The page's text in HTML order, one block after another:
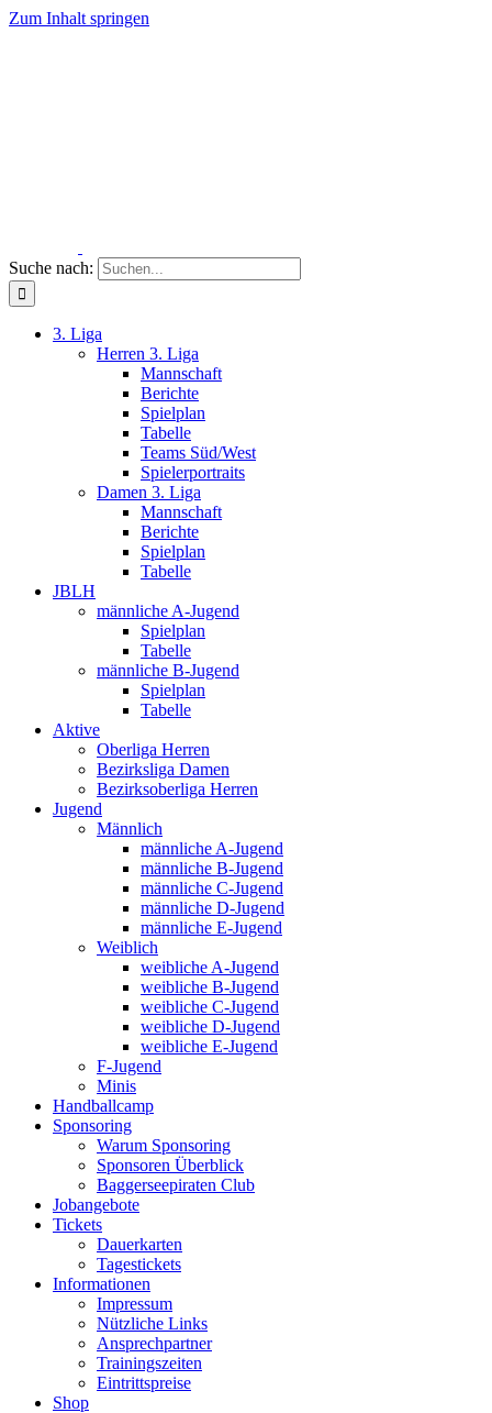
Zum Inhalt springen
Suche nach:
3. Liga
Herren 3. Liga
Mannschaft
Berichte
Spielplan
Tabelle
Teams Süd/West
Spielerportraits
Damen 3. Liga
Mannschaft
Berichte
Spielplan
Tabelle
JBLH
männliche A-Jugend
Spielplan
Tabelle
männliche B-Jugend
Spielplan
Tabelle
Aktive
Oberliga Herren
Bezirksliga Damen
Bezirksoberliga Herren
Jugend
Männlich
männliche A-Jugend
männliche B-Jugend
männliche C-Jugend
männliche D-Jugend
männliche E-Jugend
Weiblich
weibliche A-Jugend
weibliche B-Jugend
weibliche C-Jugend
weibliche D-Jugend
weibliche E-Jugend
F-Jugend
Minis
Handballcamp
Sponsoring
Warum Sponsoring
Sponsoren Überblick
Baggerseepiraten Club
Jobangebote
Tickets
Dauerkarten
Tagestickets
Informationen
Impressum
Nützliche Links
Ansprechpartner
Trainingszeiten
Eintrittspreise
Shop